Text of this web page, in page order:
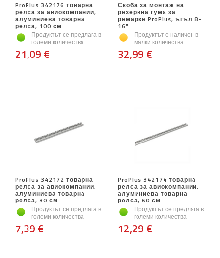
ProPlus 342176 товарна
релса за авиокомпании,
алуминиева товарна
релса, 100 см
Продуктът се предлага в
големи количества
21,09 €
Скоба за монтаж на
резервна гума за
ремарке ProPlus, ъгъл 8-
16"
Продуктът е наличен в
малки количества
32,99 €
ProPlus 342172 товарна
релса за авиокомпании,
алуминиева товарна
релса, 30 см
Продуктът се предлага в
големи количества
7,39 €
ProPlus 342174 товарна
релса за авиокомпании,
алуминиева товарна
релса, 60 см
Продуктът се предлага в
големи количества
12,29 €